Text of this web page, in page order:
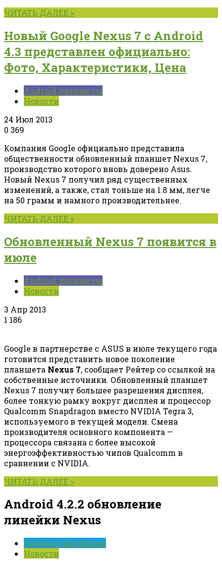
ЧИТАТЬ ДАЛЕЕ >
Новый Google Nexus 7 с Android
4.3 представлен официально:
Фото, Характеристики, Цена
Android планшеты
Новости
24 Июл 2013
0 369
Компания Google официально представила
общественности обновленный планшет Nexus 7,
производство которого вновь доверено Asus.
Новый Nexus 7 получил ряд существенных
изменений, а также, стал тоньше на 1.8 мм, легче
на 50 грамм и намного производительнее.
ЧИТАТЬ ДАЛЕЕ >
Обновленный Nexus 7 появится в
июле
Android планшеты
Новости
3 Апр 2013
1 186
Google в партнерстве с ASUS в июле текущего года
готовится представить новое поколение
планшета Nexus 7, сообщает Рейтер со ссылкой на
собственные источники. Обновленный планшет
Nexus 7 получит большее разрешения дисплея,
более тонкую рамку вокруг дисплея и процессор
Qualcomm Snapdragon вместо NVIDIA Tegra 3,
используемого в текущей модели. Смена
производителя основного компонента —
процессора связана с более высокой
энергоэффективностью чипов Qualcomm в
сравнении с NVIDIA.
ЧИТАТЬ ДАЛЕЕ >
Android 4.2.2 обновление
линейки Nexus
Android смартфоны
Новости